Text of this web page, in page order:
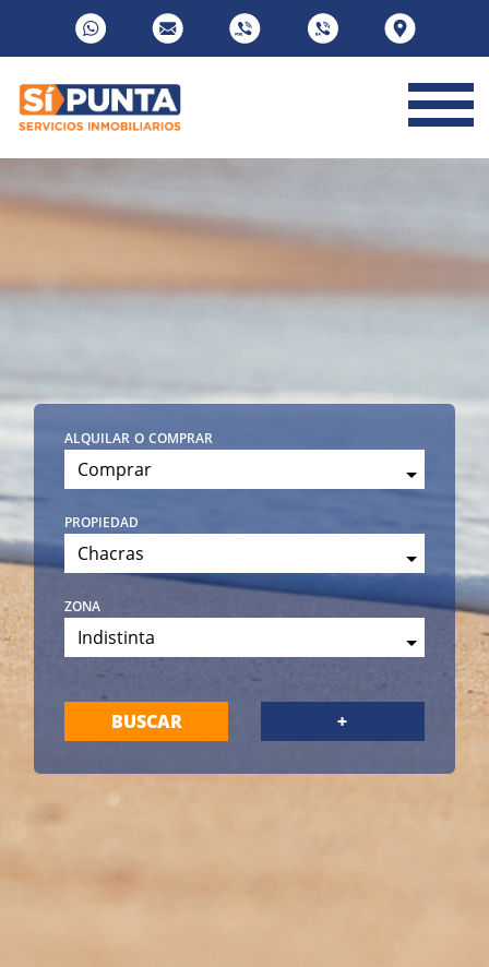
alquilar o comprar
Comprar
propiedad
Chacras
zona
Indistinta
BUSCAR +